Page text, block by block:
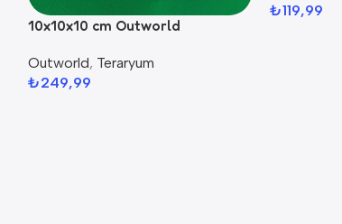
10x10x10 cm Outworld
Outworld, Teraryum
₺249,99
₺119,99